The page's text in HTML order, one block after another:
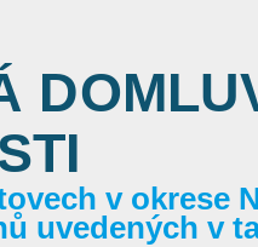
v okrese
uvedených v